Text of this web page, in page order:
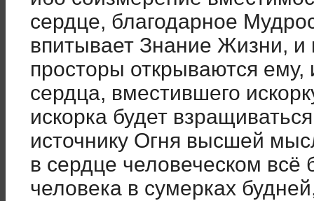
сердце, благодарное
впитывает Знание Жизни, и
просторы открываются ему,
сердца, вместившего
искорка будет
источнику Огня высшей
в сердце человеческом
человека в сумерках